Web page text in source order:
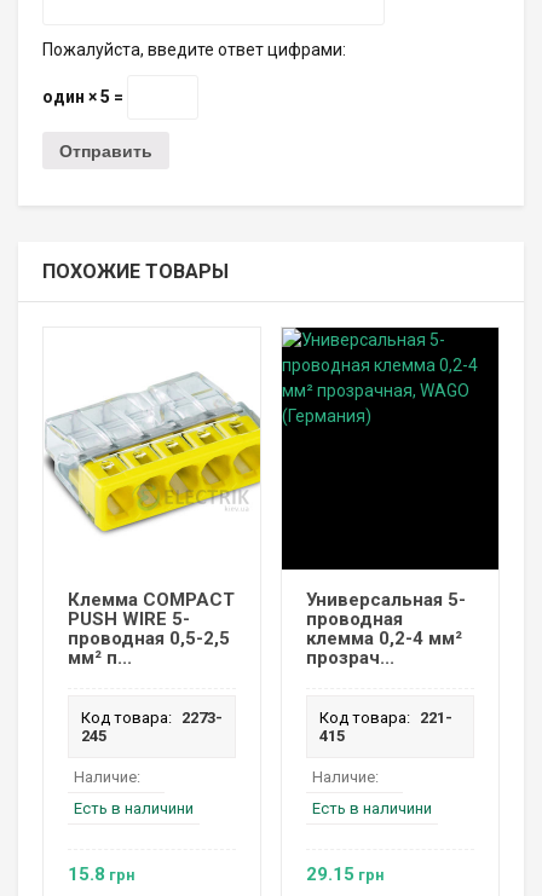
Пожалуйста, введите ответ цифрами:
один × 5 =
ПОХОЖИЕ ТОВАРЫ
Клемма COMPACT
PUSH WIRE 5-
проводная 0,5-2,5
мм² п...
Код товара: 2273-
245
Наличие:
Есть в наличини
15.8 грн
Универсальная 5-
проводная
клемма 0,2-4 мм²
прозрач...
Код товара:
221-
415
Наличие:
Есть в наличини
29.15 грн